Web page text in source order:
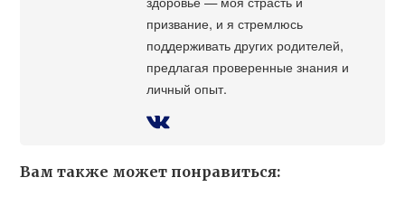
призвание, и я стремлюсь
поддерживать других родителей,
предлагая проверенные знания и
личный опыт.
Вам также может понравиться: